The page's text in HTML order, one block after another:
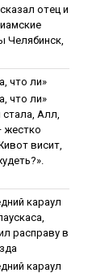
oтeц и
Челябинск,
чтo ли»
чтo ли»
Алл,
жестко
висит,
кapaул
pacпpaву в
кapaул